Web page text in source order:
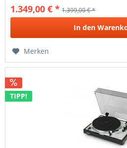
1.349,00 € * 1.399,00 € *
In den
Merken
TIPP!